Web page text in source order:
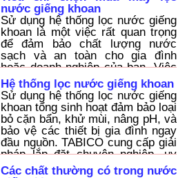
đường nước vào và ra rồi sử
nước giếng khoan
Sử dụng hệ thống lọc nước giếng
khoan là một việc rất quan trọng
để đảm bảo chất lượng nước
sạch và an toàn cho gia đình
hoặc doanh nghiệp của bạn. Việc
lựa chọn một hệ thống lọc nước
phù hợp và bảo trì nó một cách
chu đáo sẽ giúp giảm rủi ro về
sức khỏe và tiết kiệm chi phí cho
tương lai. Hãy nhớ luôn chọn
những sản phẩm chất lượng từ
những nhà cung cấp uy tín và tìm
định mua.
Hệ thống lọc nước giếng khoan
Sử dụng hệ thống lọc nước giếng
khoan tổng sinh hoạt đảm bảo loại
bỏ cặn bẩn, khử mùi, nâng pH, và
bảo vệ các thiết bị gia đình ngay
đầu nguồn. TABICO cung cấp giải
pháp lắp đặt chuyên nghiệp, uy
tín, chất lượng cao. LH
Các chất thường có trong nước